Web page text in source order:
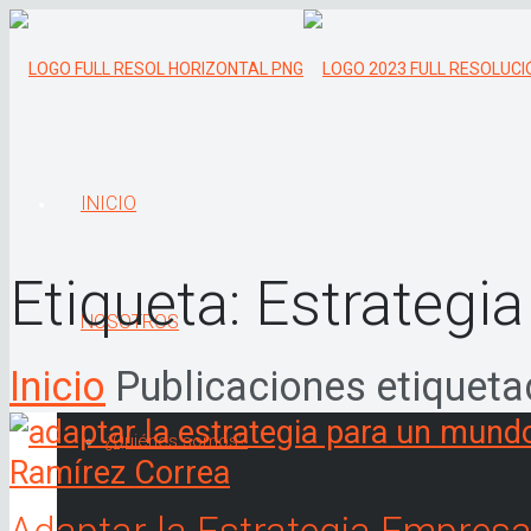
INICIO
NOSOTROS
¿Quiénes somos?
Etiqueta:
Inicio Publicaciones